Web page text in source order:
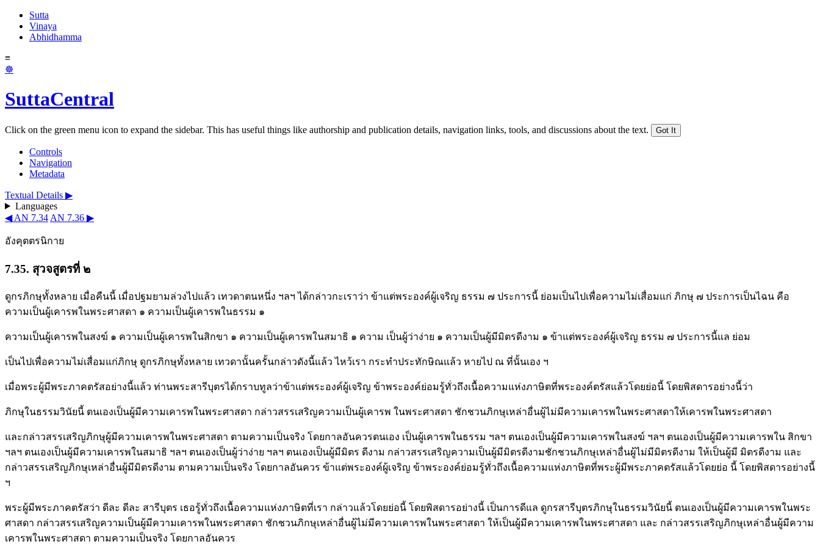
Sutta
Vinaya
Abhidhamma
≡
☸
SuttaCentral
Click on the green menu icon to expand the sidebar. This has useful things like authorship and publication details, navigation links, tools, and discussions about the text. Got It
Controls
Navigation
Metadata
Textual Details ▶
Languages
◀ AN 7.34 AN 7.36 ▶
อังคุตตรนิกาย
7.35. สุวจสูตรที่ ๒
ดูกรภิกษุทั้งหลาย เมื่อคืนนี้ เมื่อปฐมยามล่วงไปแล้ว เทวดาตนหนึ่ง ฯลฯ ได้กล่าวกะเราว่า ข้าแต่พระองค์ผู้เจริญ ธรรม ๗ ประการนี้ ย่อมเป็นไปเพื่อความไม่เสื่อมแก่ ภิกษุ ๗ ประการเป็นไฉน คือ
ความเป็นผู้เคารพในพระศาสดา ๑ ความเป็นผู้เคารพในธรรม ๑
ความเป็นผู้เคารพในสงฆ์ ๑ ความเป็นผู้เคารพในสิกขา ๑ ความเป็นผู้เคารพในสมาธิ ๑ ความ เป็นผู้ว่าง่าย ๑ ความเป็นผู้มีมิตรดีงาม ๑ ข้าแต่พระองค์ผู้เจริญ ธรรม ๗ ประการนี้แล ย่อม
เป็นไปเพื่อความไม่เสื่อมแก่ภิกษุ ดูกรภิกษุทั้งหลาย เทวดานั้นครั้นกล่าวดังนี้แล้ว ไหว้เรา กระทำประทักษิณแล้ว หายไป ณ ที่นั้นเอง ฯ
เมื่อพระผู้มีพระภาคตรัสอย่างนี้แล้ว ท่านพระสารีบุตรได้กราบทูลว่าข้าแต่พระองค์ผู้เจริญ ข้าพระองค์ย่อมรู้ทั่วถึงเนื้อความแห่งภาษิตที่พระองค์ตรัสแล้วโดยย่อนี้ โดยพิสดารอย่างนี้ว่า
ภิกษุในธรรมวินัยนี้ ตนเองเป็นผู้มีความเคารพในพระศาสดา กล่าวสรรเสริญความเป็นผู้เคารพ ในพระศาสดา ชักชวนภิกษุเหล่าอื่นผู้ไม่มีความเคารพในพระศาสดาให้เคารพในพระศาสดา
และกล่าวสรรเสริญภิกษุผู้มีความเคารพในพระศาสดา ตามความเป็นจริง โดยกาลอันควรตนเอง เป็นผู้เคารพในธรรม ฯลฯ ตนเองเป็นผู้มีความเคารพในสงฆ์ ฯลฯ ตนเองเป็นผู้มีความเคารพใน สิกขา
ฯลฯ ตนเองเป็นผู้มีความเคารพในสมาธิ ฯลฯ ตนเองเป็นผู้ว่าง่าย ฯลฯ ตนเองเป็นผู้มีมิตร ดีงาม กล่าวสรรเสริญความเป็นผู้มีมิตรดีงามชักชวนภิกษุเหล่าอื่นผู้ไม่มีมิตรดีงาม ให้เป็นผู้มี มิตรดีงาม และ
กล่าวสรรเสริญภิกษุเหล่าอื่นผู้มีมิตรดีงาม ตามความเป็นจริง โดยกาลอันควร ข้าแต่พระองค์ผู้เจริญ ข้าพระองค์ย่อมรู้ทั่วถึงเนื้อความแห่งภาษิตที่พระผู้มีพระภาคตรัสแล้วโดยย่อ นี้ โดยพิสดารอย่างนี้
ฯ
พระผู้มีพระภาคตรัสว่า ดีละ ดีละ สารีบุตร เธอรู้ทั่วถึงเนื้อความแห่งภาษิตที่เรา กล่าวแล้วโดยย่อนี้ โดยพิสดารอย่างนี้ เป็นการดีแล ดูกรสารีบุตรภิกษุในธรรมวินัยนี้ ตนเองเป็นผู้มีความเคารพในพระ
ศาสดา กล่าวสรรเสริญความเป็นผู้มีความเคารพในพระศาสดา ชักชวนภิกษุเหล่าอื่นผู้ไม่มีความเคารพในพระศาสดา ให้เป็นผู้มีความเคารพในพระศาสดา และ กล่าวสรรเสริญภิกษุเหล่าอื่นผู้มีความ
เคารพในพระศาสดา ตามความเป็นจริง โดยกาลอันควร